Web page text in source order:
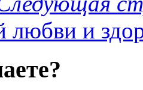
любви и